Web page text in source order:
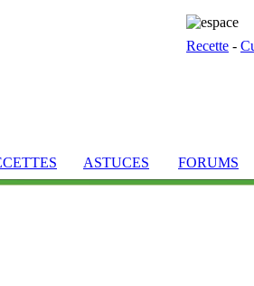
Recette -
ASTUCES FORUMS